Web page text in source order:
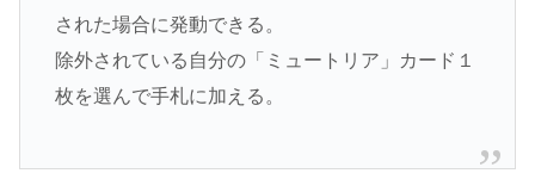
された場合に発動できる。
除外されている自分の「ミュートリア」カード１
枚を選んで手札に加える。